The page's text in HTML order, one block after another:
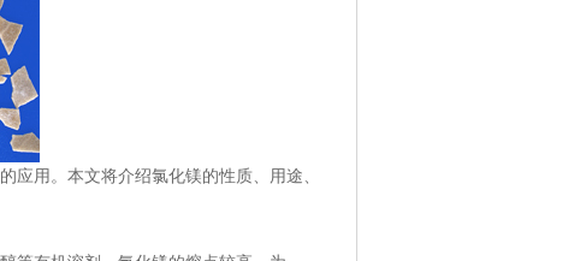
应用。本文将介绍氯化镁的性质、用途、